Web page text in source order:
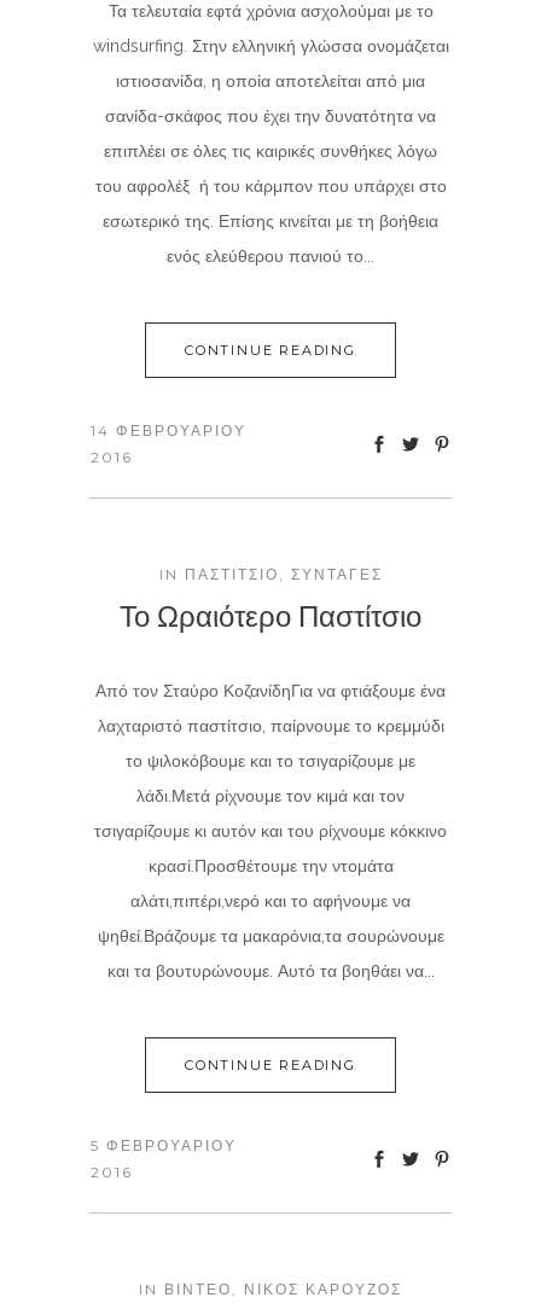
Τα τελευταία εφτά χρόνια ασχολούμαι με το
windsurfing. Στην ελληνική γλώσσα ονομάζεται
ιστιοσανίδα, η οποία αποτελείται από μια
σανίδα-σκάφος που έχει την δυνατότητα να
επιπλέει σε όλες τις καιρικές συνθήκες λόγω
του αφρολέξ ή του κάρμπον που υπάρχει στο
εσωτερικό της. Επίσης κινείται με τη βοήθεια
ενός ελεύθερου πανιού το...
CONTINUE READING
14 ΦΕΒΡΟΥΑΡΊΟΥ
2016
IN ΠΑΣΤΊΤΣΙΟ , ΣΥΝΤΑΓΈΣ
Το Ωραιότερο Παστίτσιο
Από τον Σταύρο ΚοζανίδηΓια να φτιάξουμε ένα
λαχταριστό παστίτσιο, παίρνουμε το κρεμμύδι
το ψιλοκόβουμε και το τσιγαρίζουμε με
λάδι.Μετά ρίχνουμε τον κιμά και τον
τσιγαρίζουμε κι αυτόν και του ρίχνουμε κόκκινο
κρασί.Προσθέτουμε την ντομάτα
αλάτι,πιπέρι,νερό και το αφήνουμε να
ψηθεί.Βράζουμε τα μακαρόνια,τα σουρώνουμε
και τα βουτυρώνουμε. Αυτό τα βοηθάει να...
CONTINUE READING
5 ΦΕΒΡΟΥΑΡΊΟΥ
2016
IN ΒΊΝΤΕΟ , ΝΊΚΟΣ ΚΑΡΟΎΖΟΣ